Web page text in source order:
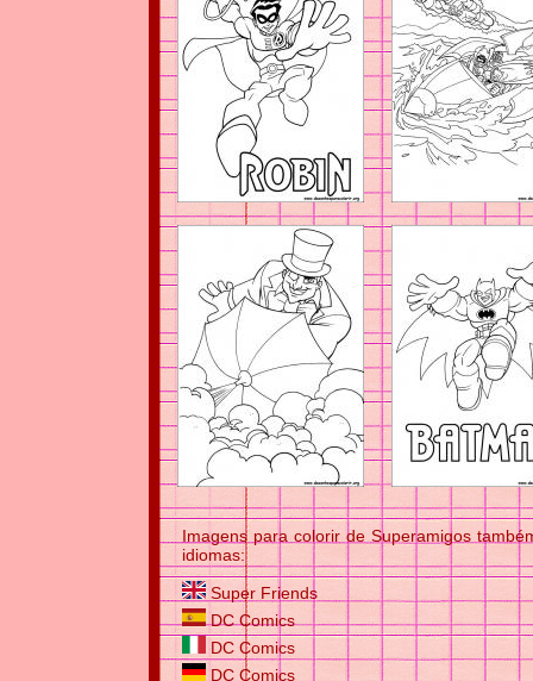
Imagens para colorir de Superamigos
idiomas:
Super Friends
DC Comics
DC Comics
DC Comics